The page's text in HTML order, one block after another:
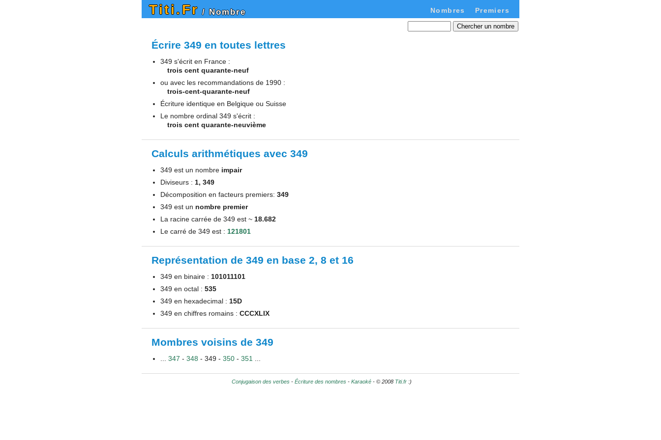
Titi.Fr / Nombre
Chercher un nombre
Écrire 349 en toutes lettres
349 s'écrit en France :
trois cent quarante-neuf
ou avec les recommandations de 1990 :
trois-cent-quarante-neuf
Écriture identique en Belgique ou Suisse
Le nombre ordinal 349 s'écrit :
trois cent quarante-neuvième
Calculs arithmétiques avec 349
349 est un nombre impair
Diviseurs : 1, 349
Décomposition en facteurs premiers: 349
349 est un nombre premier
La racine carrée de 349 est ~ 18.682
Le carré de 349 est : 121801
Représentation de 349 en base 2, 8 et 16
349 en binaire : 101011101
349 en octal : 535
349 en hexadecimal : 15D
349 en chiffres romains : CCCXLIX
Mombres voisins de 349
347 - 348 - 349 - 350- 351
Nombres Premiers
Conjugaison des verbes- Écriture des nombres- Karaoké- © 2008 Titi.fr:)